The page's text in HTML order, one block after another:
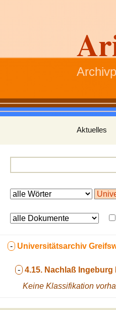
Inhalt
springen
Aktuelles
- Universitätsarchiv
- 4.15. Nachlaß Ingeburg
Keine Klassifikation